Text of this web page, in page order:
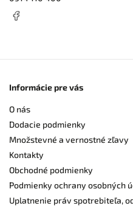
Informácie pre vás
O nás
Dodacie podmienky
Množstevné a vernostné zľavy
Kontakty
Obchodné podmienky
Podmienky ochrany osobných
Uplatnenie práv spotrebiteľa,